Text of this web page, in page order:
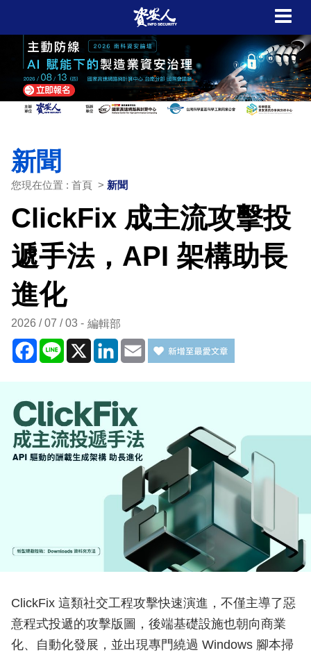
新聞
您現在位置 : 首頁 > 新聞
ClickFix 成主流攻擊投
遞手法，API 架構助長
進化
2026 / 07 / 03 編輯部
Facebook
Line X LinkedIn
Email
ClickFix 這類社交工程攻擊快速演進，不僅主導了惡
意程式投遞的攻擊版圖，後端基礎設施也朝向商業
化、自動化發展，並出現專門繞過 Windows 腳本掃